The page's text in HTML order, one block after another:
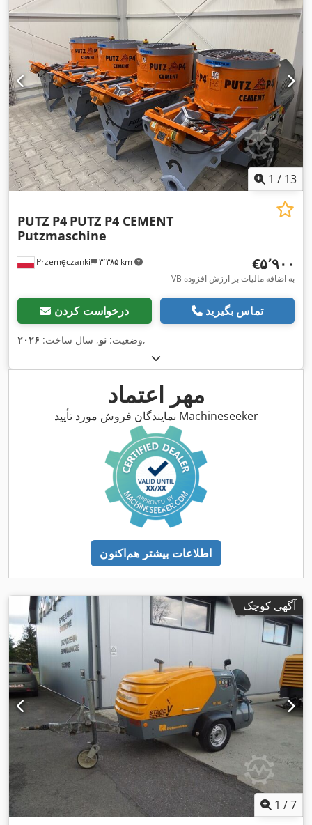
1 / 13
Przemęczanki ۳٬۳۸۵ km
PUTZ P4 PUTZ P4 CEMENT
Putzmaschine
‎€۵٬۹۰۰
VB به اضافه مالیات بر ارزش افزوده
درخواست کردن تماس بگیرید
وضعیت: نو, سال ساخت: ۲۰۲۶ ,
مهر اعتماد
نمایندگان فروش مورد تأیید Machineseeker
اطلاعات بیشتر هم‌اکنون
آگهی کوچک
1 /7